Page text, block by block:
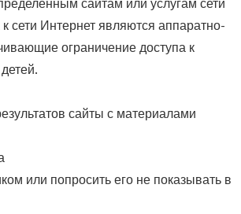
сети Интернет являются аппаратно-
ограничение доступа к
сайты с материалами
или попросить его не показывать в